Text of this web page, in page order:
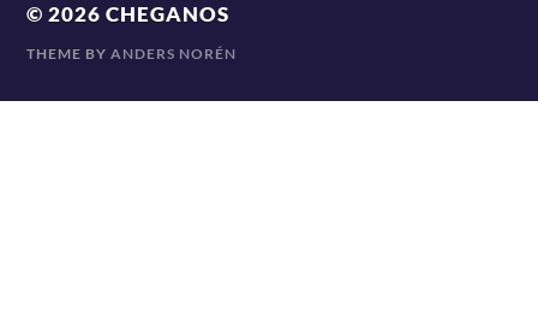
© 2026CHEGANOS
THEME BYANDERS NORÉN